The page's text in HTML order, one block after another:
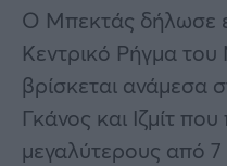
Ο Μπεκτάς δήλωσε
Κεντρικό Ρήγμα
βρίσκεται ανάμεσα
Γκάνος και Ιζμίτ
μεγαλύτερους από 7